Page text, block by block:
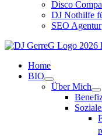
Disco
DJ Nothilfe
SEO Agentur
Home
BIO
Über Mich